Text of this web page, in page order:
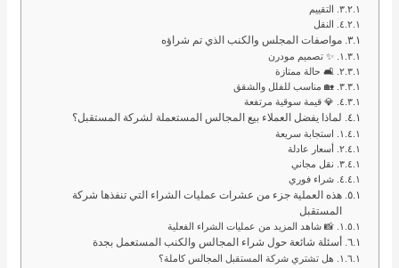
التقييم
النقل
مواصفات المجلس والكنب الذي تم شراؤه
✨ تصميم مودرن
🛋️ حالة ممتازة
🏡 مناسب للفلل والشقق
💎 قيمة سوقية مرتفعة
لماذا يفضل العملاء بيع المجالس المستعملة لشركة المستقبل؟
استجابة سريعة
أسعار عادلة
نقل مجاني
شراء فوري
هذه العملية جزء من عشرات عمليات الشراء التي تنفذها شركة
المستقبل
📸 شاهد المزيد من عمليات الشراء الفعلية
أسئلة شائعة حول شراء المجالس والكنب المستعمل بجدة
هل تشتري شركة المستقبل المجالس كاملة؟